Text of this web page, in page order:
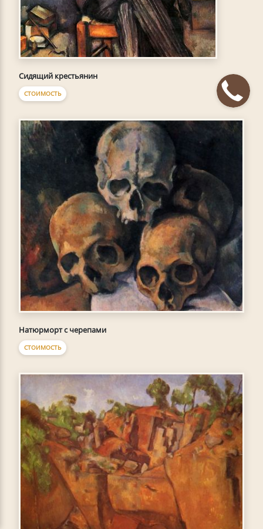
Сидящий крестьянин
СТОИМОСТЬ
Натюрморт с черепами
СТОИМОСТЬ